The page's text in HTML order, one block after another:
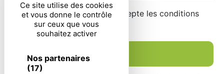
Ce site utilise des cookies
et vous donne le contrôle
sur ceux que vous
souhaitez activer
Nos partenaires
(17)
En cochant cette case, j'accepte les conditions
particulières ci-dessous **